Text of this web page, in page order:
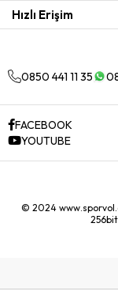
Hızlı Erişim
0850 441 11 35
FACEBOOK
YOUTUBE
© 2024